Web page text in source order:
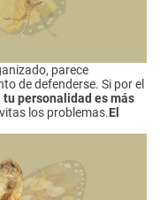
parece
de defenderse. Si por el
tu personalidad es más
los problemas.El